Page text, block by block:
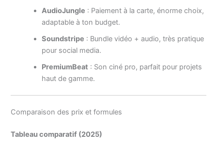
AudioJungle : Paiement à la carte, énorme choix,
adaptable à ton budget.
Soundstripe : Bundle vidéo + audio, très pratique
pour social media.
PremiumBeat : Son ciné pro, parfait pour projets
haut de gamme.
Comparaison des prix et formules
Tableau comparatif (2025)